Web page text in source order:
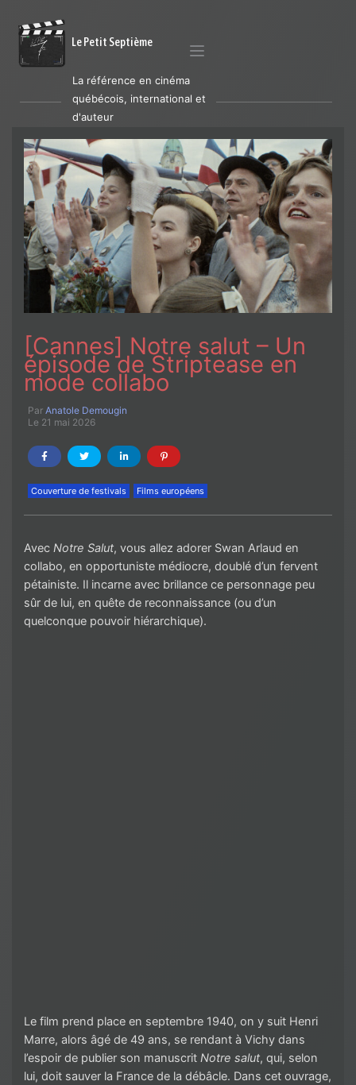
Le Petit Septième
La référence en cinéma
québécois, international et
d'auteur
[Cannes] Notre salut – Un
épisode de Striptease en
mode collabo
Par Anatole Demougin
Le 21 mai 2026
Couverture de festivals Films européens
Avec Notre Salut, vous allez adorer Swan Arlaud en
collabo, en opportuniste médiocre, doublé d’un fervent
pétainiste. Il incarne avec brillance ce personnage peu
sûr de lui, en quête de reconnaissance (ou d’un
quelconque pouvoir hiérarchique).
Le film prend place en septembre 1940, on y suit Henri
Marre, alors âgé de 49 ans, se rendant à Vichy dans
l’espoir de publier son manuscrit Notre salut, qui, selon
lui, doit sauver la France de la débâcle. Dans cet ouvrage,